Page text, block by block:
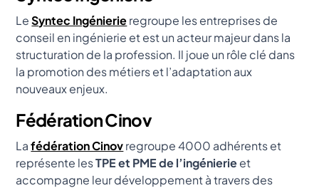
LeSyntec Ingénierieregroupe les entreprises de
conseil en ingénierie et est un acteur majeur dans la
structuration de la profession. Il joue un rôle clé dans
la promotion des métiers et l’adaptation aux
nouveaux enjeux.
Fédération Cinov
Lafédération Cinovregroupe 4000 adhérents et
représente lesTPE et PME de l’ingénierieet
accompagne leur développement à travers des